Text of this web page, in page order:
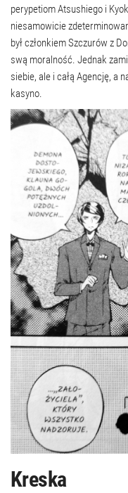
perypetiom Atsushiego i
niesamowicie
był członkiem Szczurów z
swą moralność. Jednak
siebie, ale i całą Agencję, a
kasyno.
Kreska